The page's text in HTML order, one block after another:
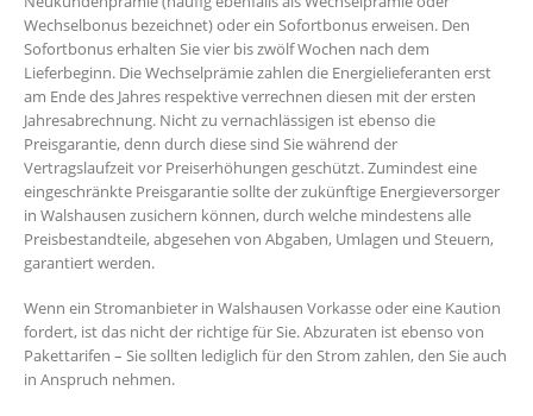
Wechselbonus bezeichnet) oder ein Sofortbonus erweisen. Den
Sofortbonus erhalten Sie vier bis zwölf Wochen nach dem
Lieferbeginn. Die Wechselprämie zahlen die Energielieferanten erst
am Ende des Jahres respektive verrechnen diesen mit der ersten
Jahresabrechnung. Nicht zu vernachlässigen ist ebenso die
Preisgarantie, denn durch diese sind Sie während der
Vertragslaufzeit vor Preiserhöhungen geschützt. Zumindest eine
eingeschränkte Preisgarantie sollte der zukünftige Energieversorger
in Walshausen zusichern können, durch welche mindestens alle
Preisbestandteile, abgesehen von Abgaben, Umlagen und Steuern,
garantiert werden.
Wenn ein Stromanbieter in Walshausen Vorkasse oder eine Kaution
fordert, ist das nicht der richtige für Sie. Abzuraten ist ebenso von
Pakettarifen – Sie sollten lediglich für den Strom zahlen, den Sie auch
in Anspruch nehmen.